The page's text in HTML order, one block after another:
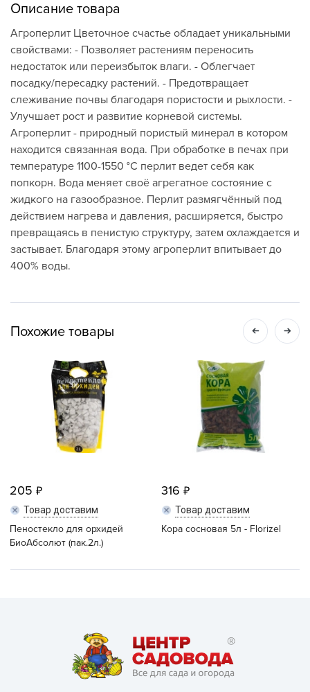
Описание товара
Агроперлит Цветочное счастье обладает уникальными
свойствами: - Позволяет растениям переносить
недостаток или переизбыток влаги. - Облегчает
посадку/пересадку растений. - Предотвращает
слеживание почвы благодаря пористости и рыхлости. -
Улучшает рост и развитие корневой системы.
Агроперлит - природный пористый минерал в котором
находится связанная вода. При обработке в печах при
температуре 1100-1550 °C перлит ведет себя как
попкорн. Вода меняет своё агрегатное состояние с
жидкого на газообразное. Перлит размягчённый под
действием нагрева и давления, расширяется, быстро
превращаясь в пенистую структуру, затем охлаждается и
застывает. Благодаря этому агроперлит впитывает до
400% воды.
Похожие товары
205
Товар доставим
Пеностекло для орхидей
БиоАбсолют (пак.2л.)
316
Товар доставим
Кора сосновая 5л - Florizel